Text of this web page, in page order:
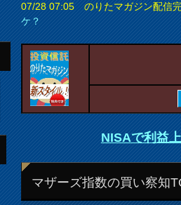
07/28 07:05 のりたマガジン配信
ケ？
NISAで利益
マザーズ指数の買い察知